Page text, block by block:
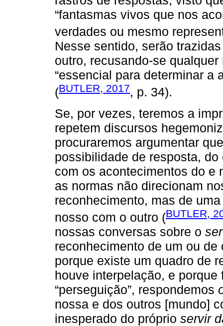
“fantasmas vivos que nos
verdades ou mesmo
Nesse sentido, serão
outro, recusando-se
“essencial para determinar a
(BUTLER, 2017, p. 34).
Se, por vezes, teremos a
repetem discursos
procuraremos argumentar
possibilidade de resposta,
com os acontecimentos do e
as normas não direcionam
reconhecimento, mas de
nosso com o outro (BUTLER,
nossas conversas sobre o
reconhecimento de um ou
porque existe um quadro de
houve interpelação, e
“perseguição”, respondemos
nossa e dos outros [mundo]
inesperado do próprio servir